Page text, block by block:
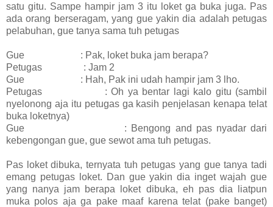
satu gitu. Sampe hampir jam 3 itu loket ga buka juga. Pas
ada orang berseragam, yang gue yakin dia adalah petugas
pelabuhan, gue tanya sama tuh petugas
Gue : Pak, loket buka jam berapa?
Petugas : Jam 2
Gue : Hah, Pak ini udah hampir jam 3 lho.
Petugas : Oh ya bentar lagi kalo gitu (sambil
nyelonong aja itu petugas ga kasih penjelasan kenapa telat
buka loketnya)
Gue : Bengong and pas nyadar dari
kebengongan gue, gue sewot ama tuh petugas.
Pas loket dibuka, ternyata tuh petugas yang gue tanya tadi
emang petugas loket. Dan gue yakin dia inget wajah gue
yang nanya jam berapa loket dibuka, eh pas dia liatpun
muka polos aja ga pake maaf karena telat (pake banget)